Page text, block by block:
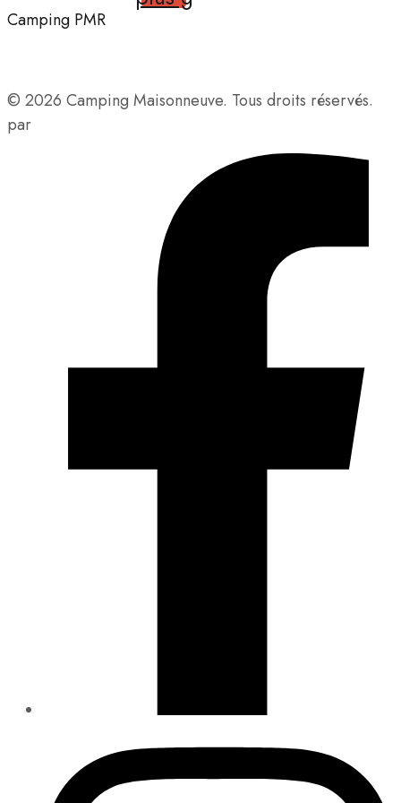
Camping PMR
© 2026 Camping Maisonneuve. Tous droits réservés.
par